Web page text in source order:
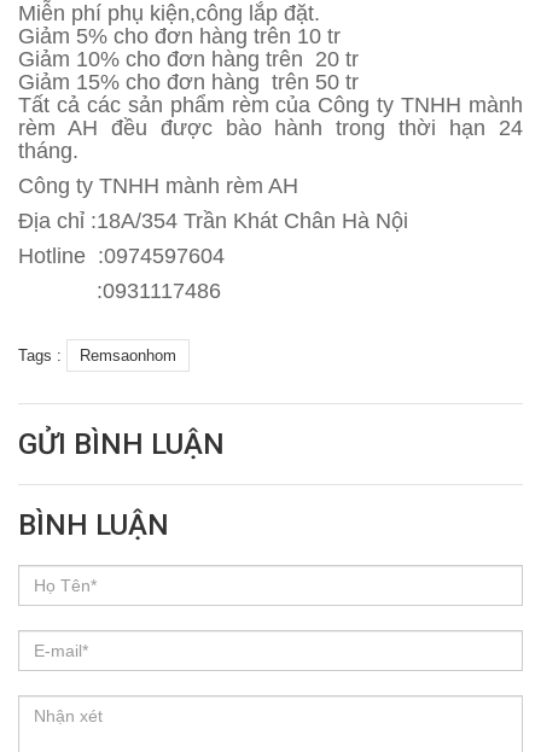
Miễn phí phụ kiện,công lắp đặt.
Giảm 5% cho đơn hàng trên 10 tr
Giảm 10% cho đơn hàng trên 20 tr
Giảm 15% cho đơn hàng trên 50 tr
Tất cả các sản phẩm rèm của Công ty TNHH mành
rèm AH đều được bào hành trong thời hạn 24
tháng.
Công ty TNHH mành rèm AH
Địa chỉ :18A/354 Trần Khát Chân Hà Nội
Hotline :0974597604
:0931117486
Tags : Remsaonhom
GỬI BÌNH LUẬN
BÌNH LUẬN